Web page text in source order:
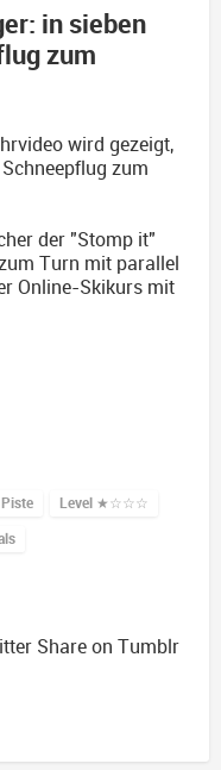
in sieben
zum
wird gezeigt,
zum
der "Stomp it"
Turn mit parallel
Online-Skikurs mit
Piste Level ★☆☆☆
Share on Tumblr